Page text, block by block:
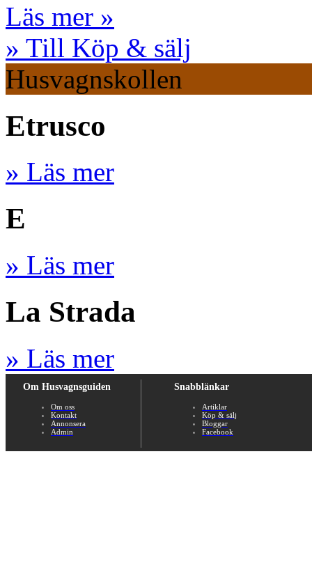
Läs mer »
» Till Köp & sälj
Husvagnskollen
Etrusco
» Läs mer
E
» Läs mer
La Strada
» Läs mer
Om Husvagnsguiden
Om oss
Kontakt
Annonsera
Admin
Snabblänkar
Artiklar
Köp & sälj
Bloggar
Facebook